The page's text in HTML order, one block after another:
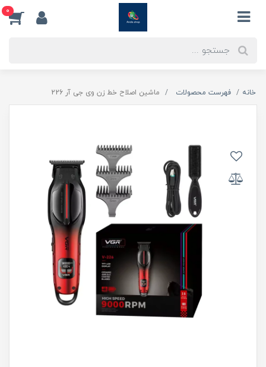
0
خانه فهرست محصولات ماشین اصلاح خط زن وی جی آر 226